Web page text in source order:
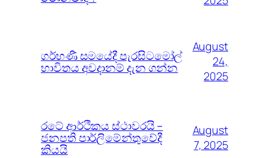
ගර්භණී සමයේදී පැරසිටමෝල්
භාවිතය අවදානම් දැන ගන්න
August
24,
2025
රටේ ආර්ථිකය ස්ථාවරයි –
ජනපති පාර්ලිමේන්තුවේදී
කියයි
August
7, 2025